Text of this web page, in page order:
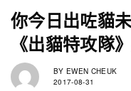
你今日出咗貓
《出貓特攻隊
BY EWEN CHEUK
2017-08-31